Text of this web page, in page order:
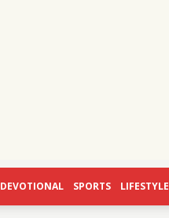
DEVOTIONAL SPORTS LIFESTYLE